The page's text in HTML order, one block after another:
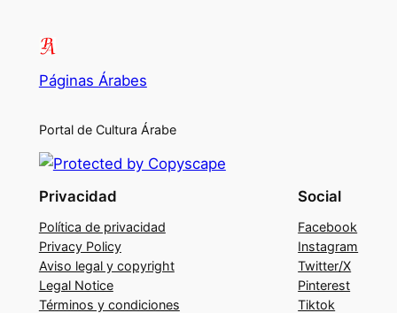
Páginas Árabes
Portal de Cultura Árabe
Privacidad
Política de privacidad
Privacy Policy
Aviso legal y copyright
Legal Notice
Términos y condiciones
Social
Facebook
Instagram
Twitter/X
Pinterest
Tiktok